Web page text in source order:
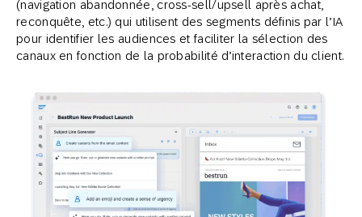
(navigation abandonnée, cross-sell/upsell après achat,
reconquête, etc.) qui utilisent des segments définis par l’IA
pour identifier les audiences et faciliter la sélection des
canaux en fonction de la probabilité d’interaction du client.